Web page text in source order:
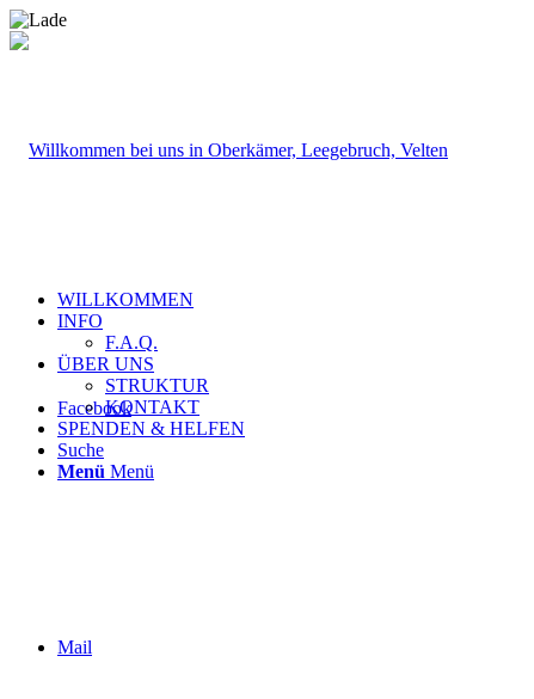
Facebook
Mail
WILLKOMMEN
INFO
F.A.Q.
ÜBER UNS
STRUKTUR
KONTAKT
SPENDEN & HELFEN
Suche
Menü Menü